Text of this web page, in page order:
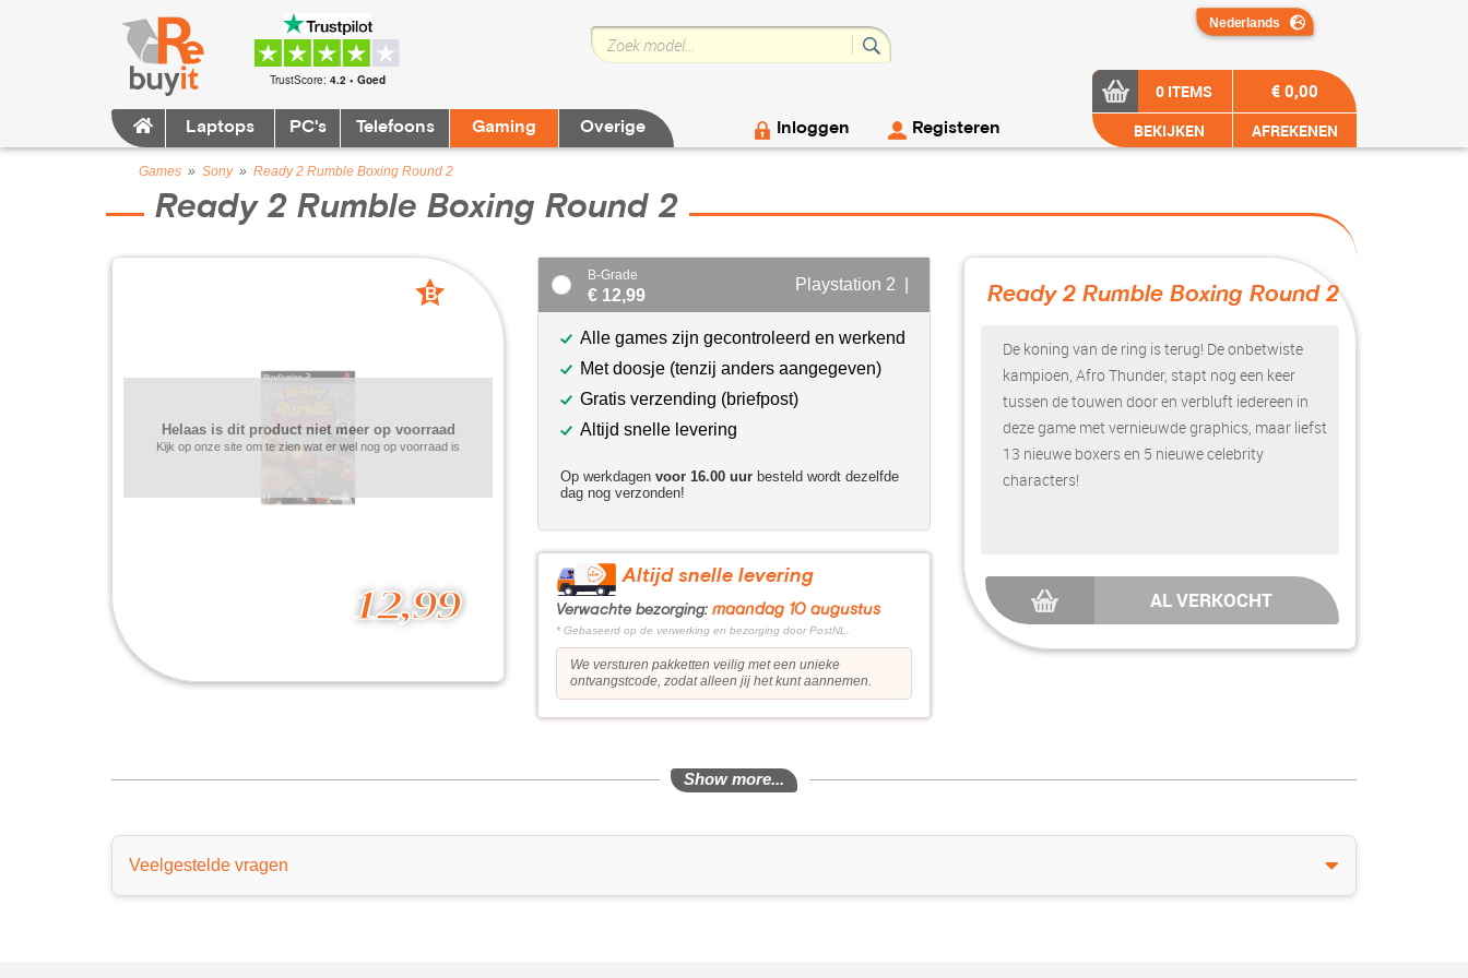
TrustScore: 4.2 • Goed
Laptops PC's Telefoons Gaming Overige Inloggen Registeren
0 ITEMS
BEKIJKEN
€ 0,00
AFREKENEN
Games » Sony» Ready 2 Rumble Boxing Round 2
Ready 2 Rumble Boxing Round 2
12,99
Helaas is dit product niet meer op voorraad
Kijk op onze site om te zien wat er wel nog op voorraad is
B
B-Grade
€ 12,99
Playstation 2 |
Alle games zijn gecontroleerd en werkend
Met doosje (tenzij anders aangegeven)
Gratis verzending (briefpost)
Altijd snelle levering
Op werkdagen voor 16.00 uur besteld wordt dezelfde
dag nog verzonden!
Altijd snelle levering
Verwachte bezorging: maandag 10 augustus
* Gebaseerd op de verwerking en bezorging door PostNL.
We versturen pakketten veilig met een unieke
ontvangstcode, zodat alleen jij het kunt aannemen.
Ready 2 Rumble Boxing Round 2
De koning van de ring is terug! De onbetwiste
kampioen, Afro Thunder, stapt nog een keer
tussen de touwen door en verbluft iedereen in
deze game met vernieuwde graphics, maar liefst
13 nieuwe boxers en 5 nieuwe celebrity
characters!
AL VERKOCHT
Show more...
Veelgestelde vragen